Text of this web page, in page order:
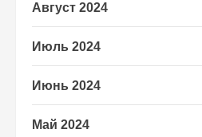
Август 2024
Июль 2024
Июнь 2024
Май 2024